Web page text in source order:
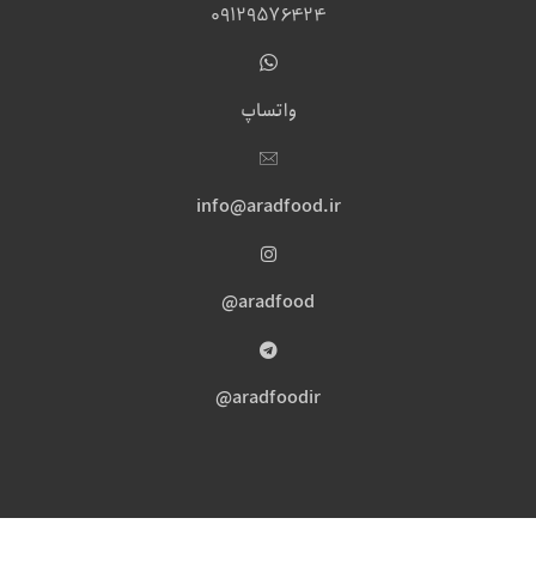
09129576424
واتساپ
info@aradfood.ir
aradfood@
aradfoodir@